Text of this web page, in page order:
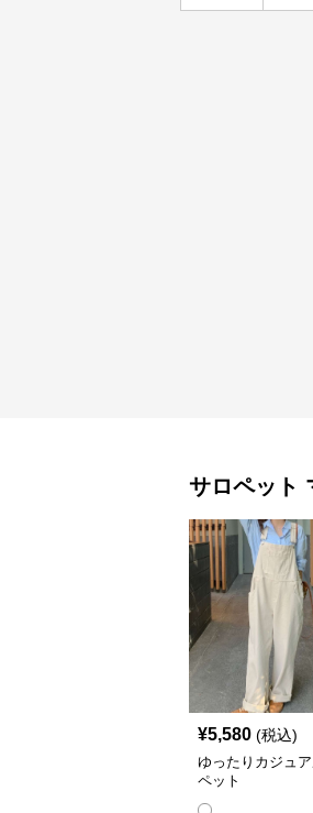
サロペット
¥5,580 (税込)
ゆったりカジュ
ペット